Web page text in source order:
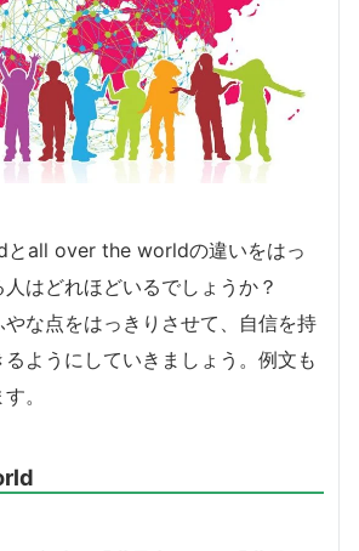
all over the worldの違いをはっ
はどれほどいるでしょうか？
やな点をはっきりさせて、自信を持
ようにしていきましょう。例文も
。